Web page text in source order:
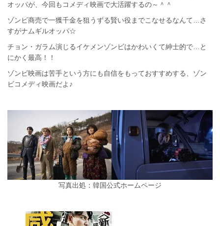
オッパが、今回もコメディ映画で大活躍するの～＾＾
ゾンビ商売で一獲千金を狙うずる賢い役までこなせるなんて…さ
すがナムギルオッパ☆
チョン・ガラム演じるイケメンゾンビはかわいくて紳士的で…と
にかく最高！！
ゾンビ映画は苦手という方にも自信をもっておすすめする、ゾン
ビコメディ映画だよ♪
写真出処：韓国公式ホームページ